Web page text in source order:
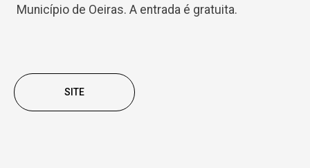
Município de Oeiras. A entrada é gratuita.
SITE